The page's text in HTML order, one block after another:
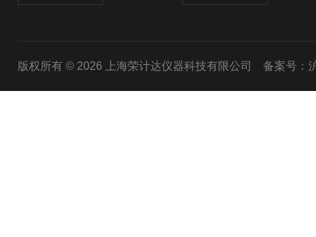
版权所有 © 2026 上海荣计达仪器科技有限公司 备案号：